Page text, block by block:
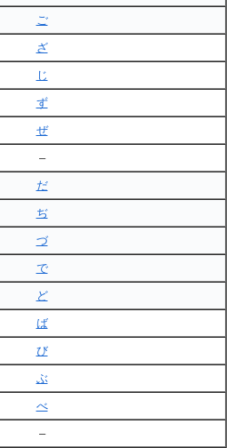
ご
ざ
じ
ず
ぜ
–
だ
ぢ
づ
で
ど
ば
び
ぶ
べ
–